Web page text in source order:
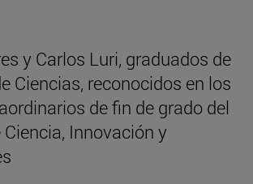
y Carlos Luri, graduados de
Ciencias, reconocidos en los
de fin de grado del
Innovación y